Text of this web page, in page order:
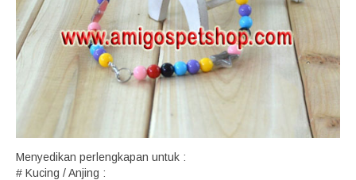
Menyedikan perlengkapan untuk :
# Kucing / Anjing :